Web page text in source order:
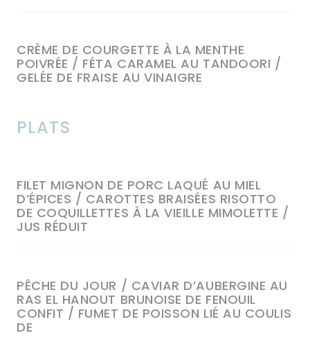
CRÈME DE COURGETTE À LA MENTHE
POIVRÉE / FÉTA CARAMEL AU TANDOORI /
GELÉE DE FRAISE AU VINAIGRE
PLATS
FILET MIGNON DE PORC LAQUÉ AU MIEL
D’ÉPICES / CAROTTES BRAISÉES RISOTTO
DE COQUILLETTES À LA VIEILLE MIMOLETTE /
JUS RÉDUIT
PÊCHE DU JOUR / CAVIAR D’AUBERGINE AU
RAS EL HANOUT BRUNOISE DE FENOUIL
CONFIT / FUMET DE POISSON LIÉ AU COULIS
DE